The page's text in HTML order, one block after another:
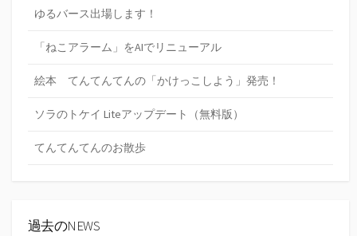
ゆるバース出場します！
「ねこアラーム」をAIでリニューアル
絵本 てんてんてんの「かけっこしよう」発売！
ソラのトケイ Liteアップデート（無料版）
てんてんてんのお散歩
過去のNEWS